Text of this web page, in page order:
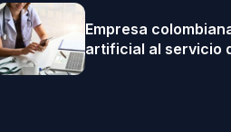
Empresa
artificial al servicio